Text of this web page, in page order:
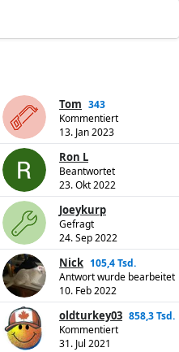
Tom 343
Kommentiert
13. Jan 2023
Ron L
Beantwortet
23. Okt 2022
Joeykurp
Gefragt
24. Sep 2022
Nick 105,4 Tsd.
Antwort wurde bearbeitet
10. Feb 2022
oldturkey03 858,3 Tsd.
Kommentiert
31. Jul 2021